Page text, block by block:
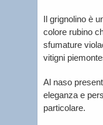
Il grignolino è
colore rubino
sfumature
vitigni
Al naso
eleganza e
particolare.